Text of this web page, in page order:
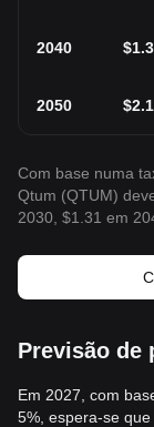
2040 $
2050 $
Com base numa
Qtum (QTUM)
2030, $1.31 em
Previsão de
Em 2027, com
5%, espera-se